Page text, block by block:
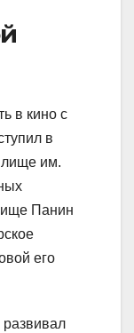
в кино с
в
им.
Панин
его